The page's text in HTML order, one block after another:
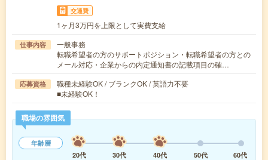
交通費
1ヶ月3万円を上限として実費支給
仕事内容
一般事務
転職希望者の方のサポートポジション・転職希望者の方との
メール対応・企業からの内定通知書の記載項目の確…
応募資格
職種未経験OK / ブランクOK / 英語力不要
■未経験OK！
職場の雰囲気
年齢層
20代
30代 40代 50代
60代